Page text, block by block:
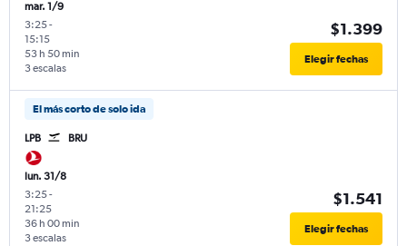
mar. 1/9
3:25-
15:15
3 escalas
53 h 50 min
$1.399
Elegir fechas
El más corto de solo ida
LPB BRU
lun. 31/8
3:25-
21:25
3 escalas
36 h 00 min
$1.541
Elegir fechas